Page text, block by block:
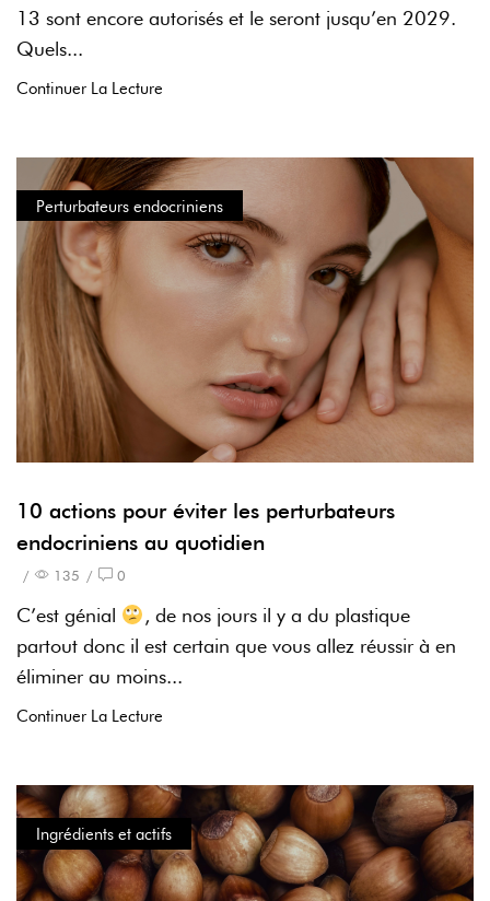
13 sont encore autorisés et le seront jusqu’en 2029.
Quels...
Continuer La Lecture
Perturbateurs endocriniens
10 actions pour éviter les perturbateurs
endocriniens au quotidien
/ 135 / 0
C’est génial
, de nos jours il y a du plastique
partout donc il est certain que vous allez réussir à en
éliminer au moins...
Continuer La Lecture
Ingrédients et actifs